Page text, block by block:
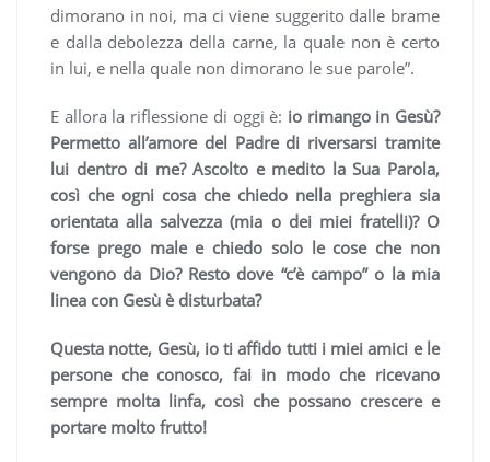
dimorano in noi, ma ci viene suggerito dalle brame
e dalla debolezza della carne, la quale non è certo
in lui, e nella quale non dimorano le sue parole”.
E allora la riflessione di oggi è: io rimango in Gesù?
Permetto all’amore del Padre di riversarsi tramite
lui dentro di me? Ascolto e medito la Sua Parola,
così che ogni cosa che chiedo nella preghiera sia
orientata alla salvezza (mia o dei miei fratelli)? O
forse prego male e chiedo solo le cose che non
vengono da Dio? Resto dove “c’è campo” o la mia
linea con Gesù è disturbata?
Questa notte, Gesù, io ti affido tutti i miei amici e le
persone che conosco, fai in modo che ricevano
sempre molta linfa, così che possano crescere e
portare molto frutto!